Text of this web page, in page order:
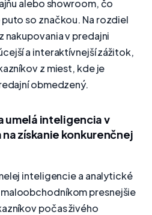
alebo showroom, čo
so značkou. Na rozdiel
v predajni
a interaktívnejší zážitok,
z miest, kde je
obmedzený.
umelá inteligencia v
získanie konkurenčnej
inteligencie a analytické
presnejšie
počas živého